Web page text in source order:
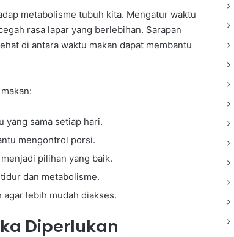
metabolisme tubuh kita. Mengatur waktu
rasa lapar yang berlebihan. Sarapan
di antara waktu makan dapat membantu
yang sama setiap hari.
mengontrol porsi.
pilihan yang baik.
dan metabolisme.
agar lebih mudah diakses.
Diperlukan